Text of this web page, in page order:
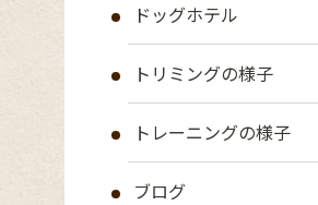
ドッグホテル
トリミングの様子
トレーニングの様子
ブログ